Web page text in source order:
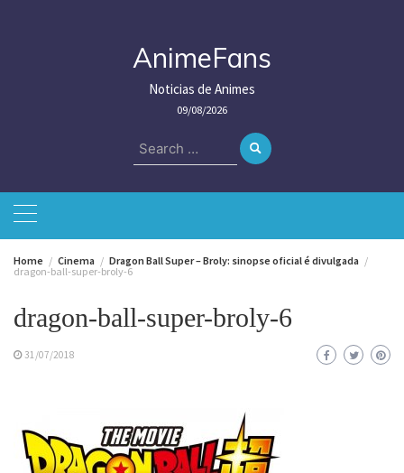
AnimeFans
Noticias de Animes
09/08/2026
Search
for:
Home Cinema
Dragon Ball Super – Broly: sinopse oficial é divulgada
dragon-ball-super-broly-6
dragon-ball-super-broly-6
31/07/2018